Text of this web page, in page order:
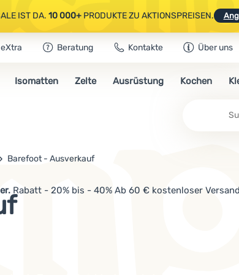
IST DA. 10 000+PRODUKTE ZU AKTIONSPREISEN.
CAMPING- & WANDERAUSRÜSTUNG.CODEOUT10
IST DA.10 000+PRODUKTE ZU AKTIONSPREISEN.
Beratung Kontakte Über uns
Isomatten Zelte Ausrüstung Kochen
Barefoot - Ausverkauf
Rabatt - 20% bis - 40% Ab 60 € kostenloser